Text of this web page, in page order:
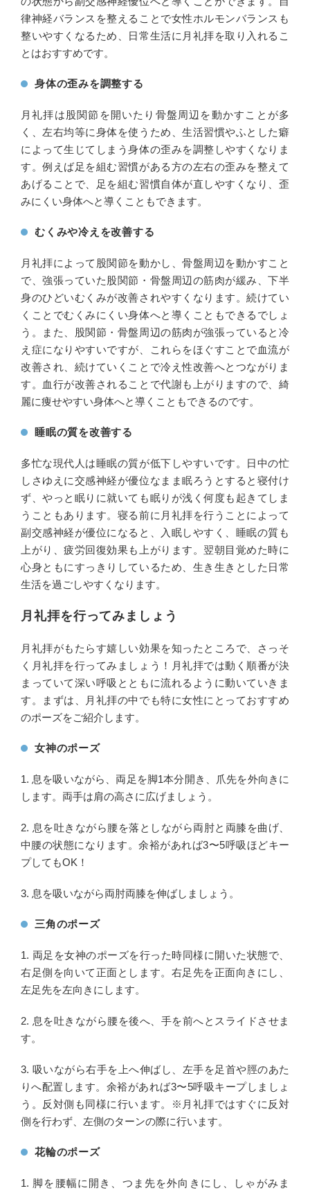
律神経バランスを整えることで女性ホルモンバランスも
整いやすくなるため、日常生活に月礼拝を取り入れるこ
とはおすすめです。
身体の歪みを調整する
月礼拝は股関節を開いたり骨盤周辺を動かすことが多
く、左右均等に身体を使うため、生活習慣やふとした癖
によって生じてしまう身体の歪みを調整しやすくなりま
す。例えば足を組む習慣がある方の左右の歪みを整えて
あげることで、足を組む習慣自体が直しやすくなり、歪
みにくい身体へと導くこともできます。
むくみや冷えを改善する
月礼拝によって股関節を動かし、骨盤周辺を動かすこと
で、強張っていた股関節・骨盤周辺の筋肉が緩み、下半
身のひどいむくみが改善されやすくなります。続けてい
くことでむくみにくい身体へと導くこともできるでしょ
う。また、股関節・骨盤周辺の筋肉が強張っていると冷
え症になりやすいですが、これらをほぐすことで血流が
改善され、続けていくことで冷え性改善へとつながりま
す。血行が改善されることで代謝も上がりますので、綺
麗に痩せやすい身体へと導くこともできるのです。
睡眠の質を改善する
多忙な現代人は睡眠の質が低下しやすいです。日中の忙
しさゆえに交感神経が優位なまま眠ろうとすると寝付け
ず、やっと眠りに就いても眠りが浅く何度も起きてしま
うこともあります。寝る前に月礼拝を行うことによって
副交感神経が優位になると、入眠しやすく、睡眠の質も
上がり、疲労回復効果も上がります。翌朝目覚めた時に
心身ともにすっきりしているため、生き生きとした日常
生活を過ごしやすくなります。
月礼拝を行ってみましょう
月礼拝がもたらす嬉しい効果を知ったところで、さっそ
く月礼拝を行ってみましょう！月礼拝では動く順番が決
まっていて深い呼吸とともに流れるように動いていきま
す。まずは、月礼拝の中でも特に女性にとっておすすめ
のポーズをご紹介します。
女神のポーズ
1. 息を吸いながら、両足を脚1本分開き、爪先を外向きに
します。両手は肩の高さに広げましょう。
2. 息を吐きながら腰を落としながら両肘と両膝を曲げ、
中腰の状態になります。余裕があれば3〜5呼吸ほどキー
プしてもOK！
3. 息を吸いながら両肘両膝を伸ばしましょう。
三角のポーズ
1. 両足を女神のポーズを行った時同様に開いた状態で、
右足側を向いて正面とします。右足先を正面向きにし、
左足先を左向きにします。
2. 息を吐きながら腰を後へ、手を前へとスライドさせま
す。
3. 吸いながら右手を上へ伸ばし、左手を足首や脛のあた
りへ配置します。余裕があれば3〜5呼吸キープしましょ
う。反対側も同様に行います。※月礼拝ではすぐに反対
側を行わず、左側のターンの際に行います。
花輪のポーズ
1. 脚を腰幅に開き、つま先を外向きにし、しゃがみま